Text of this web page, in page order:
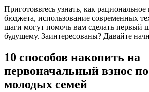
Приготовьтесь узнать, как
бюджета, использование современных
шаги могут помочь вам сделать первый
будущему. Заинтересованы? Давайте
10 способов накопить на
первоначальный взнос
молодых семей